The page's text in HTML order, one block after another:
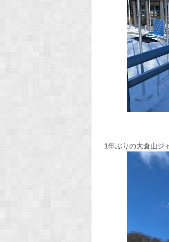
1年ぶりの大倉山ジ